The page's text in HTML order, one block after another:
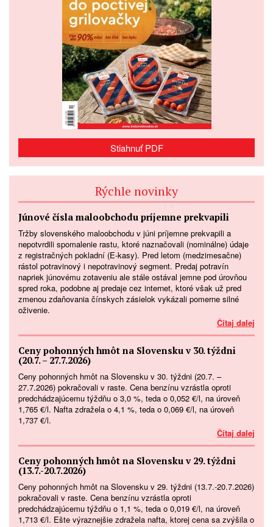
Stiahnuť PDF
Rýchle novinky
Júnové čísla maloobchodu príjemne prekvapili
Tržby slovenského maloobchodu v júni príjemne prekvapili a
nepotvrdili spomalenie rastu, ktoré naznačovali (nominálne) údaje
z registračných pokladní (E-kasy). Pred letom (medzimesačne)
rástol potravinový i nepotravinový segment. Predaj potravín
napriek júnovému zotaveniu ale stále ostával jemne pod úrovňou
spred roka, podobne aj predaje cez internet, ktoré však už pred
zmenou zdaňovania čínskych zásielok vykázali pomerne silné
oživenie.
Čítaj dalej
Ceny pohonných hmôt na Slovensku v 30. týždni
(20.7. – 27.7.2026)
Ceny pohonných hmôt na Slovensku v 30. týždni (20.7. –
27.7.2026) pokračovali v raste. Cena benzínu vzrástla oproti
predchádzajúcemu týždňu o 3,0 %, teda o 0,052 €/l, na úroveň
1,765 €/l. Nafta zdražela o 4,1 %, teda o 0,069 €/l, na úroveň
1,737 €/l.
Čítaj dalej
Ceny pohonných hmôt na Slovensku v 29. týždni
(13.7.-20.7.2026)
Ceny pohonných hmôt na Slovensku v 29. týždni (13.7.-20.7.2026)
pokračovali v raste. Cena benzínu vzrástla oproti
predchádzajúcemu týždňu o 1,1 %, teda o 0,019 €/l, na úroveň
1,713 €/l. Ešte výraznejšie zdražela nafta, ktorej cena sa zvýšila o